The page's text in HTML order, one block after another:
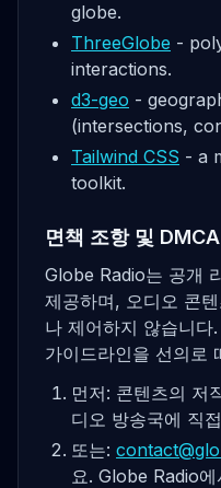
globe.
ThreeGlobe -
interactions.
d3-geo -
(intersections,
Tailwind CSS - a
toolkit.
면책 조항 및 DMCA
Globe Radio는 공개
제공하며, 오디오 콘
나 제어하지 않습니다
가이드라인을 선의로
먼저: 콘텐츠의 저
디오 방송국에 직
또는:
요. Globe Radio